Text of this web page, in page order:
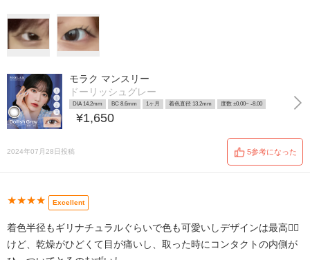
モラク マンスリー
ドーリッシュグレー
DIA 14.2mm BC 8.6mm 1ヶ月 着色直径 13.2mm 度数 ±0.00~ -8.00
¥1,650
2024年07月28日投稿 5参考になった
★★★★ Excellent
着色半径もギリナチュラルぐらいで色も可愛いしデザインは最高👍🏻
けど、乾燥がひどくて目が痛いし、取った時にコンタクトの内側が